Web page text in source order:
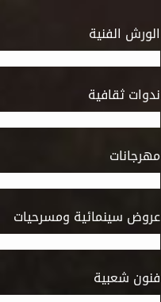
الورش الفنية
ندوات ثقافية
مهرجانات
عروض سينمائية ومسرحيات
فنون شعبية